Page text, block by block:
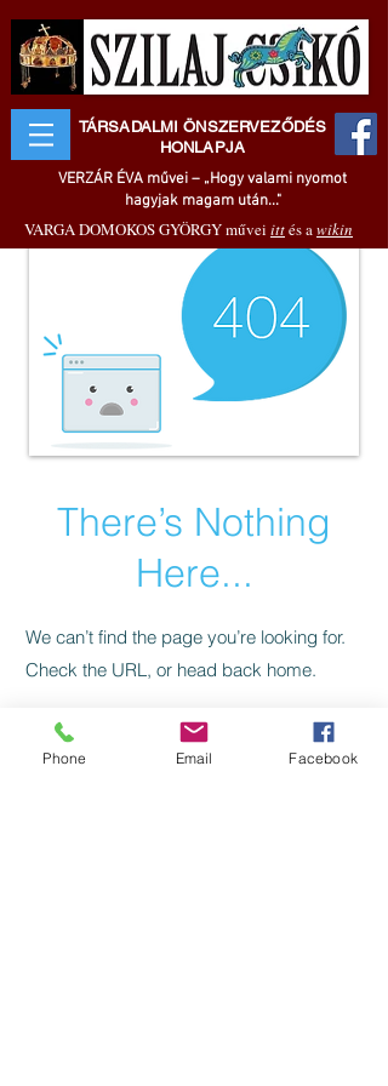
TÁRSADALMI ÖNSZERVEZŐDÉS
HONLAPJA
VERZÁR ÉVA művei – „Hogy valami nyomot
hagyjak magam után..."
VARGA DOMOKOS GYÖRGY művei ittés awikin
There’s Nothing
Here...
We can’t find the page you’re looking for.
Check the URL, or head back home.
Go Home
Phone Email Facebook